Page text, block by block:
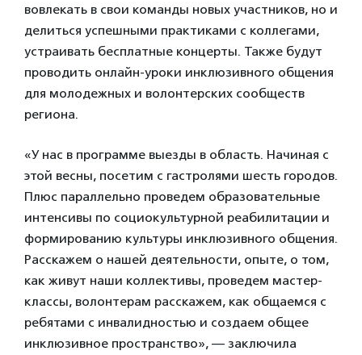
вовлекать в свои команды новых участников, но и
делиться успешными практиками с коллегами,
устраивать бесплатные концерты. Также будут
проводить онлайн-уроки инклюзивного общения
для молодежных и волонтерских сообществ
региона.
«У нас в программе выезды в область. Начиная с
этой весны, посетим с гастролями шесть городов.
Плюс параллельно проведем образовательные
интенсивы по социокультурной реабилитации и
формированию культуры инклюзивного общения.
Расскажем о нашей деятельности, опыте, о том,
как живут наши коллективы, проведем мастер-
классы, волонтерам расскажем, как общаемся с
ребятами с инвалидностью и создаем общее
инклюзивное пространство», — заключила